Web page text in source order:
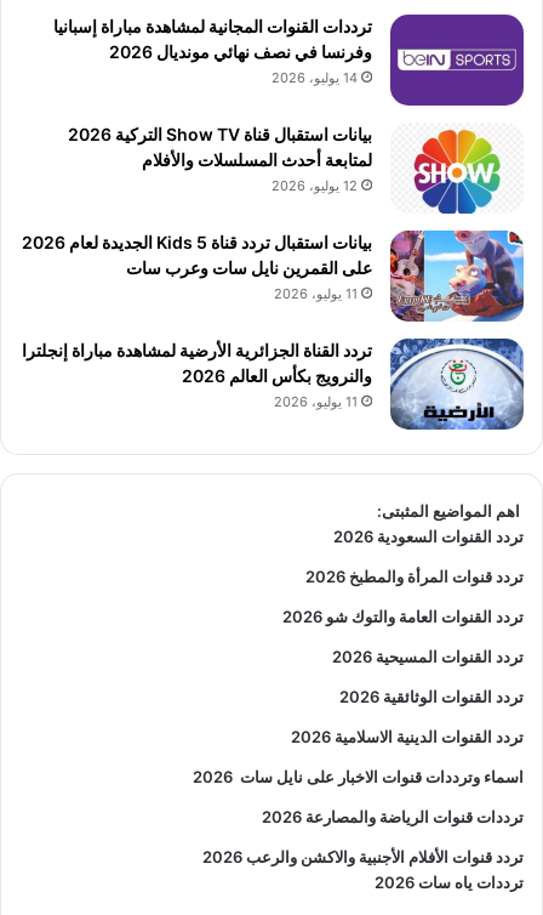
ترددات القنوات المجانية لمشاهدة مباراة إسبانيا
وفرنسا في نصف نهائي مونديال 2026
14 يوليو، 2026
بيانات استقبال قناة Show TV التركية 2026
لمتابعة أحدث المسلسلات والأفلام
12 يوليو، 2026
بيانات استقبال تردد قناة 5 Kids الجديدة لعام 2026
على القمرين نايل سات وعرب سات
11 يوليو، 2026
تردد القناة الجزائرية الأرضية لمشاهدة مباراة إنجلترا
والنرويج بكأس العالم 2026
11 يوليو، 2026
اهم المواضيع المثبتى:
تردد القنوات السعودية 2026
تردد قنوات المرأة والمطبخ 2026
تردد القنوات العامة والتوك شو 2026
تردد القنوات المسيحية 2026
تردد القنوات الوثائقية 2026
تردد القنوات الدينية الاسلامية 2026
اسماء وترددات قنوات الاخبار على نايل سات 2026
ترددات قنوات الرياضة والمصارعة 2026
تردد قنوات الأفلام الأجنبية والاكشن والرعب2026
ترددات ياه سات 2026